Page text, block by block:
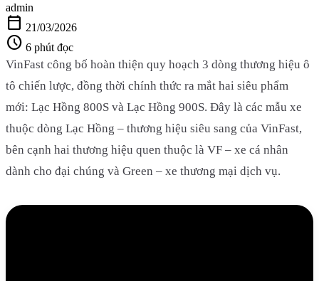
admin
calendar_today 21/03/2026
schedule 6 phút đọc
VinFast công bố hoàn thiện quy hoạch 3 dòng thương hiệu ô
tô chiến lược, đồng thời chính thức ra mắt hai siêu phẩm
mới: Lạc Hồng 800S và Lạc Hồng 900S. Đây là các mẫu xe
thuộc dòng Lạc Hồng – thương hiệu siêu sang của VinFast,
bên cạnh hai thương hiệu quen thuộc là VF – xe cá nhân
dành cho đại chúng và Green – xe thương mại dịch vụ.